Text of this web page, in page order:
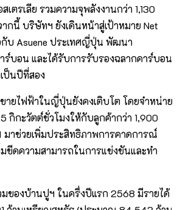
เตรเลีย รวมความจุพลังงานกว่า 1,130
กนี้ บริษัทฯ ยังเดินหน้าสู่เป้าหมาย Net
กับ Asuene ประเทศญี่ปุ่น พัฒนา
บอน และได้รับการรับรองฉลากคาร์บอน
ป็นปีที่สอง
ายไฟฟ้าในญี่ปุ่นยังคงเติบโต โดยจำหน่าย
กิกะวัตต์ชั่วโมงให้กับลูกค้ากว่า 1,900
าช่วยเพิ่มประสิทธิภาพการคาดการณ์
ขีดความสามารถในการแข่งขันและทำ
ของบ้านปูฯ ในครึ่งปีแรก 2568 มีรายได้